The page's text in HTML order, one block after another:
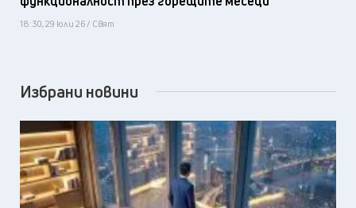
18:30, 29 юли 26 / Свят
Избрани новини